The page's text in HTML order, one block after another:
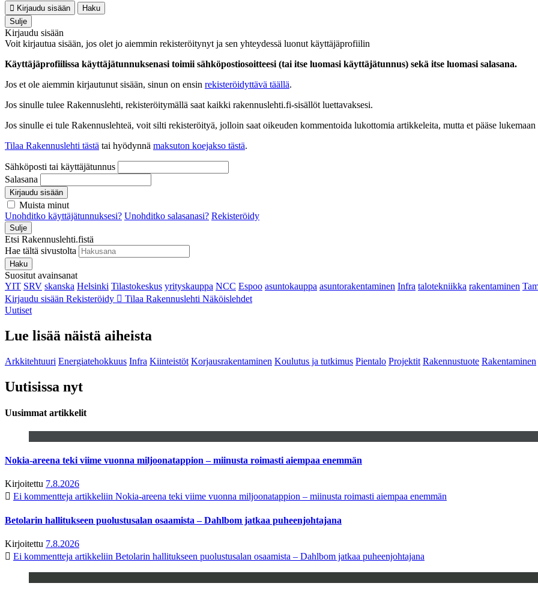
Kirjaudu sisään
Haku
Sulje
Kirjaudu sisään
Voit kirjautua sisään, jos olet jo aiemmin rekisteröitynyt ja sen yhteydessä luonut käyttäjäprofiilin
Käyttäjäprofiilissa käyttäjätunnuksenasi toimii sähköpostiosoitteesi (tai itse luomasi käyttäjätunnus) sekä itse luomasi salasana.
Jos et ole aiemmin kirjautunut sisään, sinun on ensin rekisteröidyttävä täällä.
Jos sinulle tulee Rakennuslehti, rekisteröitymällä saat kaikki rakennuslehti.fi-sisällöt luettavaksesi.
Jos sinulle ei tule Rakennuslehteä, voit silti rekisteröityä, jolloin saat oikeuden kommentoida lukottomia artikkeleita, mutta et pääse
Tilaa Rakennuslehti tästä tai hyödynnä maksuton koejakso tästä.
Sähköposti tai käyttäjätunnus
Salasana
Kirjaudu sisään
Muista minut
Unohditko käyttäjätunnuksesi? Unohditko salasanasi? Rekisteröidy
Sulje
Etsi Rakennuslehti.fistä
Hae tältä sivustolta
Haku
Suositut avainsanat
YIT SRV skanska Helsinki Tilastokeskus yrityskauppa NCC Espoo asuntokauppa asuntorakentaminen Infra talotekniikka rakentaminen
Kirjaudu sisään Rekisteröidy Tilaa Rakennuslehti Näköislehdet
Uutiset
Lue lisää näistä aiheista
Arkkitehtuuri Energiatehokkuus Infra Kiinteistöt Korjausrakentaminen Koulutus ja tutkimus Pientalo Projektit Rakennustuote Rakentaminen
Uutisissa nyt
Uusimmat artikkelit
Nokia-areena teki viime vuonna miljoonatappion – miinusta roimasti aiempaa enemmän
Kirjoitettu 7.8.2026
Ei kommentteja artikkeliin Nokia-areena teki viime vuonna miljoonatappion – miinusta roimasti aiempaa enemmän
Betolarin hallitukseen puolustusalan osaamista – Dahlbom jatkaa puheenjohtajana
Kirjoitettu 7.8.2026
Ei kommentteja artikkeliin Betolarin hallitukseen puolustusalan osaamista – Dahlbom jatkaa puheenjohtajana